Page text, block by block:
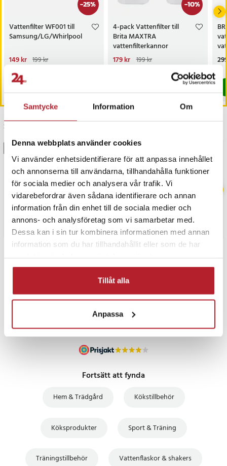
Samtycke Information Om
Denna webbplats använder cookies
Vi använder enhetsidentifierare för att anpassa innehållet
och annonserna till användarna, tillhandahålla funktioner
för sociala medier och analysera vår trafik. Vi
vidarebefordrar även sådana identifierare och annan
information från din enhet till de sociala medier och
annons- och analysföretag som vi samarbetar med.
Dessa kan i sin tur kombinera informationen med annan
information som du har tillhandahållit eller som de har
Tillåt alla
Anpassa
-25%
Vattenfilter WF001 till
Samsung/LG/Whirlpool
Nuvarande pris
149 krTidigare pris:199 kr
149 kr 199 kr
-10%
4-pack Vattenfilter till
Brita MAXTRA
vattenfilterkannor
Nuvarande pris
179 krTidigare pris:199 kr
179 kr 199 kr
I lager, levereras inom 1-2 vardagar
Senast besökta
BÄSTSÄLJARE BÄSTSÄLJARE
Fortsätt att fynda
Hem & Trädgård Kökstillbehör
Köksprodukter Sport & Träning
Träningstillbehör Vattenflaskor & shakers